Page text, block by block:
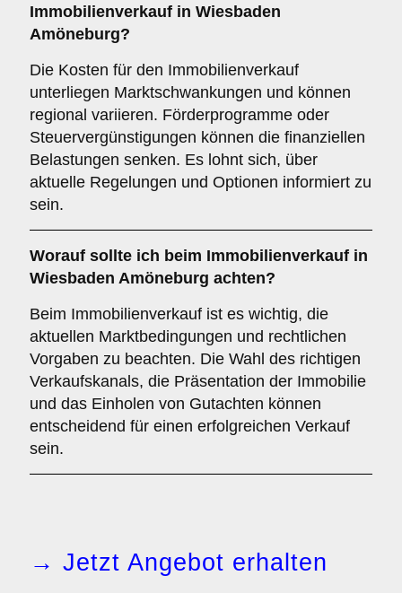
Immobilienverkauf in Wiesbaden
Amöneburg?
Die Kosten für den Immobilienverkauf
unterliegen Marktschwankungen und können
regional variieren. Förderprogramme oder
Steuervergünstigungen können die finanziellen
Belastungen senken. Es lohnt sich, über
aktuelle Regelungen und Optionen informiert zu
sein.
Worauf sollte ich beim Immobilienverkauf in
Wiesbaden Amöneburg achten?
Beim Immobilienverkauf ist es wichtig, die
aktuellen Marktbedingungen und rechtlichen
Vorgaben zu beachten. Die Wahl des richtigen
Verkaufskanals, die Präsentation der Immobilie
und das Einholen von Gutachten können
entscheidend für einen erfolgreichen Verkauf
sein.
→ Jetzt Angebot erhalten